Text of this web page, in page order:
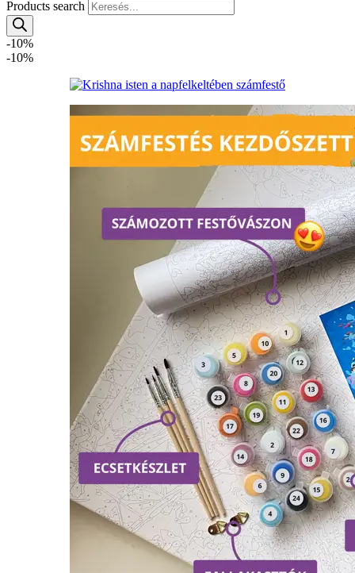
Products search
-10%
-10%